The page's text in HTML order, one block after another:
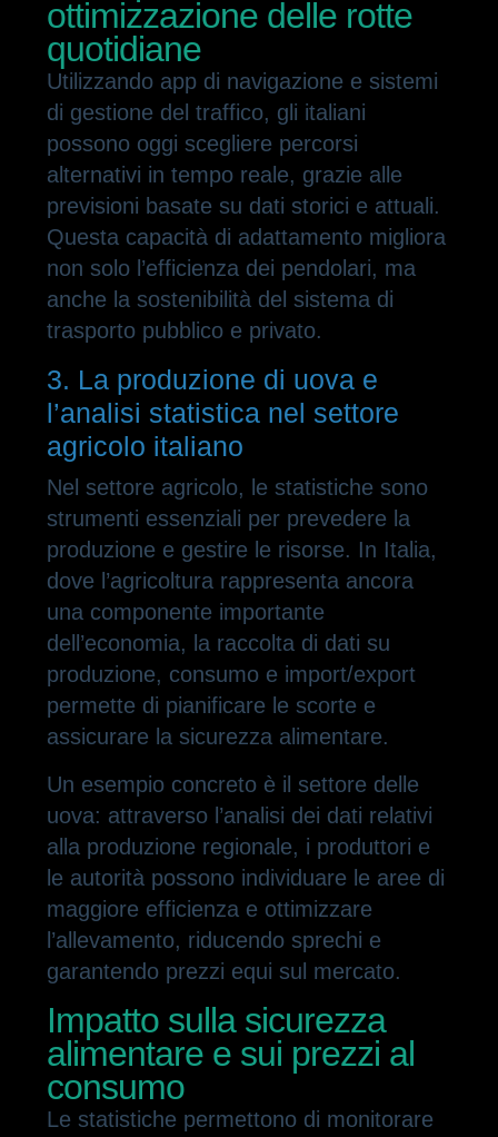
ottimizzazione delle rotte
quotidiane
Utilizzando app di navigazione e sistemi
di gestione del traffico, gli italiani
possono oggi scegliere percorsi
alternativi in tempo reale, grazie alle
previsioni basate su dati storici e attuali.
Questa capacità di adattamento migliora
non solo l’efficienza dei pendolari, ma
anche la sostenibilità del sistema di
trasporto pubblico e privato.
3. La produzione di uova e
l’analisi statistica nel settore
agricolo italiano
Nel settore agricolo, le statistiche sono
strumenti essenziali per prevedere la
produzione e gestire le risorse. In Italia,
dove l’agricoltura rappresenta ancora
una componente importante
dell’economia, la raccolta di dati su
produzione, consumo e import/export
permette di pianificare le scorte e
assicurare la sicurezza alimentare.
Un esempio concreto è il settore delle
uova: attraverso l’analisi dei dati relativi
alla produzione regionale, i produttori e
le autorità possono individuare le aree di
maggiore efficienza e ottimizzare
l’allevamento, riducendo sprechi e
garantendo prezzi equi sul mercato.
Impatto sulla sicurezza
alimentare e sui prezzi al
consumo
Le statistiche permettono di monitorare